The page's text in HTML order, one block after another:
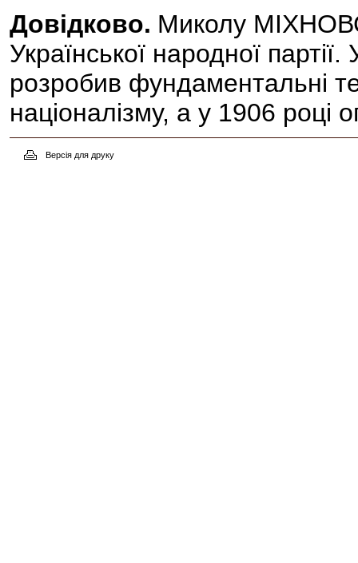
Довідково. Миколу
Української народної
розробив фундаментальні
націоналізму, а у 1906 році
Версія для друку